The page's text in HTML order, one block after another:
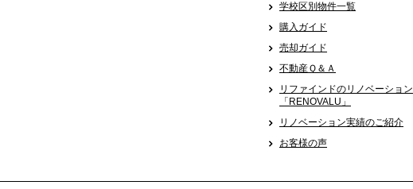
学校区別物件一覧
購入ガイド
売却ガイド
不動産Ｑ＆Ａ
リファインドのリノベーション
「RENOVALU」
リノベーション実績のご紹介
お客様の声